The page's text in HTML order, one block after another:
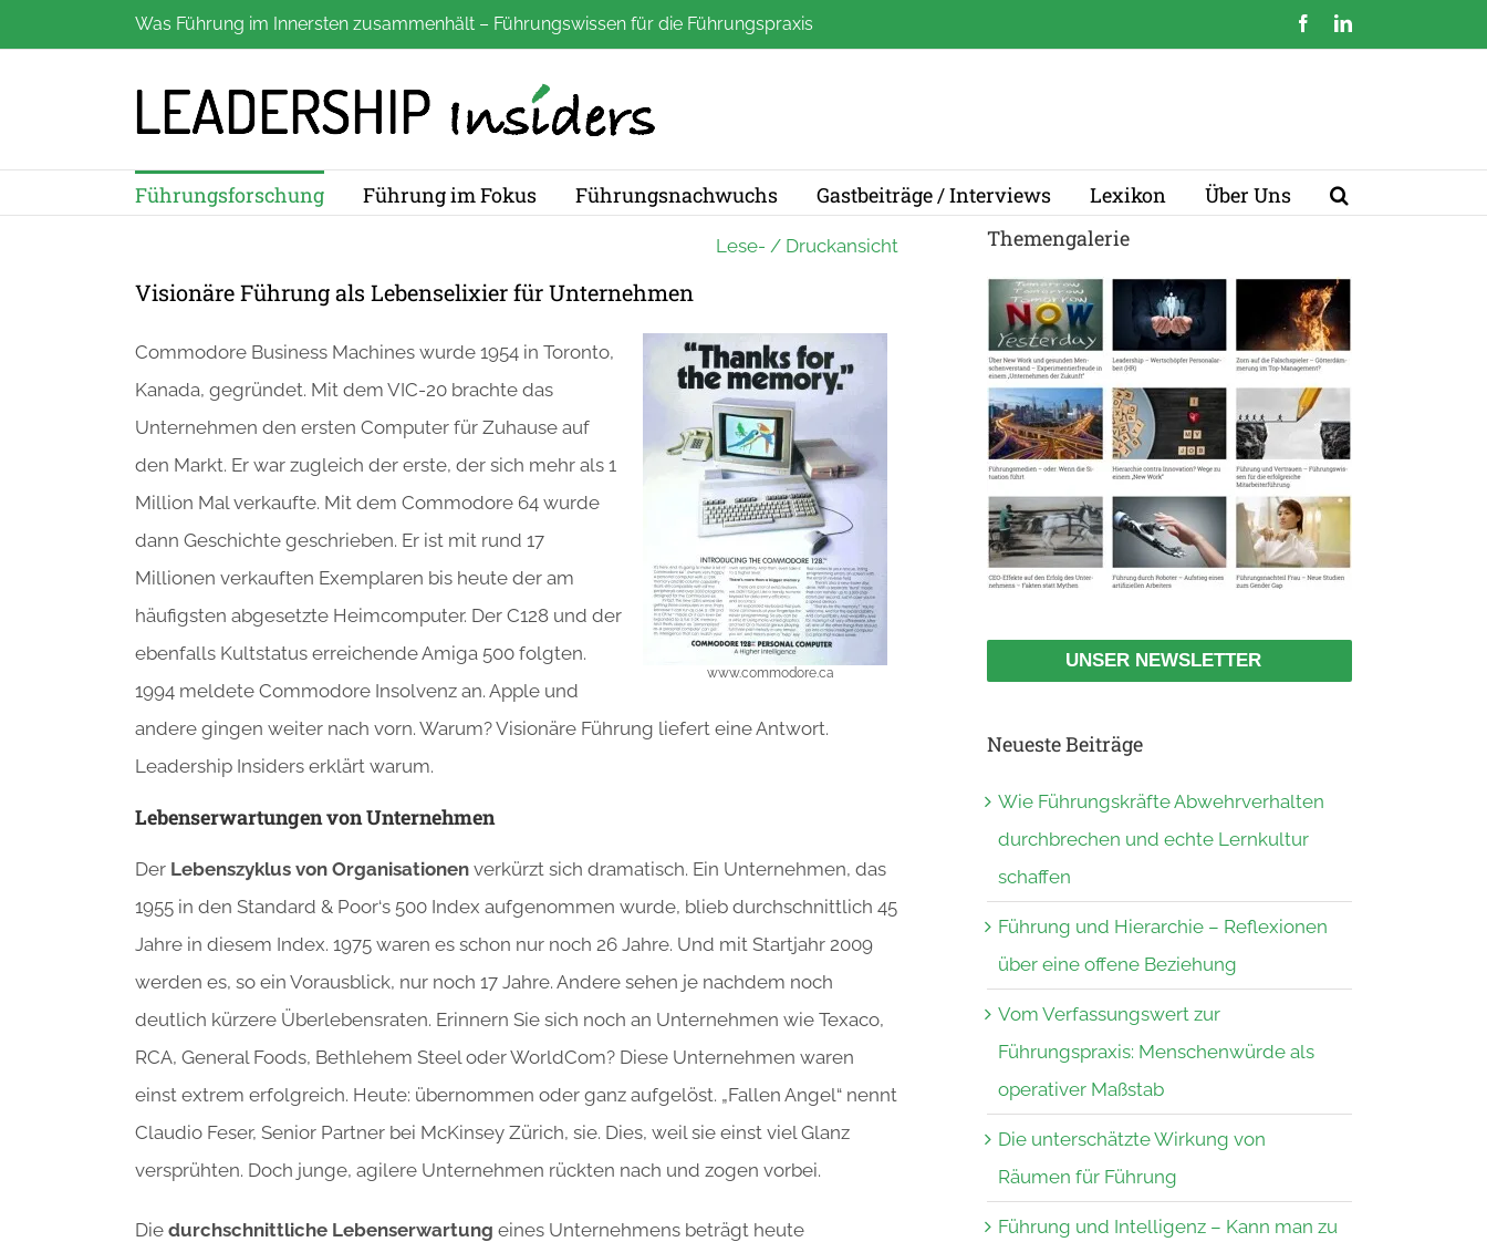
Inhalt
Was Führung im Innersten zusammenhält – Führungswissen für die Führungspraxis FacebookLinkedIn
Führungsforschung Führung im Fokus Führungsnachwuchs Gastbeiträge / Interviews Lexikon Über Uns
Lese- / Druckansicht
Visionäre Führung als Lebenselixier für Unternehmen
www.commodore.ca
Commodore Business Machines wurde 1954 in Toronto,
Kanada, gegründet. Mit dem VIC-20 brachte das
Unternehmen den ersten Computer für Zuhause auf
den Markt. Er war zugleich der erste, der sich mehr als 1
Million Mal verkaufte. Mit dem Commodore 64 wurde
dann Geschichte geschrieben. Er ist mit rund 17
Millionen verkauften Exemplaren bis heute der am
häufigsten abgesetzte Heimcomputer. Der C128 und der
ebenfalls Kultstatus erreichende Amiga 500 folgten.
1994 meldete Commodore Insolvenz an. Apple und
andere gingen weiter nach vorn. Warum? Visionäre Führung liefert eine Antwort.
Leadership Insiders erklärt warum.
Lebenserwartungen von Unternehmen
Der Lebenszyklus von Organisationen verkürzt sich dramatisch. Ein Unternehmen, das
1955 in den Standard & Poor‘s 500 Index aufgenommen wurde, blieb durchschnittlich 45
Jahre in diesem Index. 1975 waren es schon nur noch 26 Jahre. Und mit Startjahr 2009
werden es, so ein Vorausblick, nur noch 17 Jahre. Andere sehen je nachdem noch
deutlich kürzere Überlebensraten. Erinnern Sie sich noch an Unternehmen wie Texaco,
RCA, General Foods, Bethlehem Steel oder WorldCom? Diese Unternehmen waren
einst extrem erfolgreich. Heute: übernommen oder ganz aufgelöst. „Fallen Angel“ nennt
Claudio Feser, Senior Partner bei McKinsey Zürich, sie. Dies, weil sie einst viel Glanz
versprühten. Doch junge, agilere Unternehmen rückten nach und zogen vorbei.
Die durchschnittliche Lebenserwartung eines Unternehmens beträgt heute
Themengalerie
UNSER NEWSLETTER
Neueste Beiträge
Wie Führungskräfte Abwehrverhalten
durchbrechen und echte Lernkultur
schaffen
Führung und Hierarchie – Reflexionen
über eine offene Beziehung
Vom Verfassungswert zur
Führungspraxis: Menschenwürde als
operativer Maßstab
Die unterschätzte Wirkung von
Räumen für Führung
Führung und Intelligenz – Kann man zu